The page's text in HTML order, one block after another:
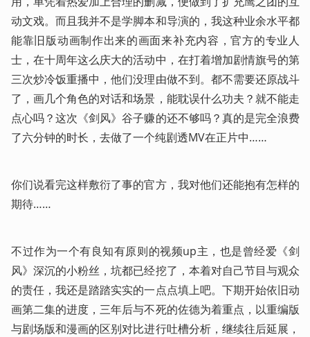
动文戏。而且我并不是学脚本和导演的，我这种业余水平都
能靠旧版动画制作出来的画面来补充内容，官方的专业人
士，在十周年这么庆大的活动中，在打着增加剧情旗号的第
三次炒冷饭重播中，他们没理由做不到。都不需要还原战斗
了，画几个角色的对话和场景，能耽误什么功夫？就不能走
点心吗？这次《剑风》谷子赚的还不够吗？真的是完全浪费
了六分钟的时长，去做了一个纯剧透MV在正片中……
你们说看完这样敷衍了事的官方，我对他们还能抱有怎样的
期待……
不过作为一个有良知有原则的视频up主，也是曾经爱《剑
风》深沉的小粉丝，坑都已经挖了，本着对自己节目与观众
的责任，我还是踏踏实实的一点点填上吧。下期开始依旧动
画第二集的进度，三年后与不死的佐德为着重点，以重编版
与剧场版和漫画的区别对比进行吐槽分析，继续往后延展，